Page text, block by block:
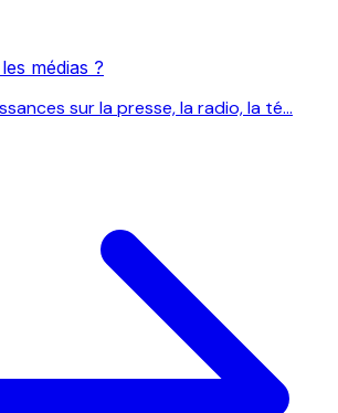
médias ?
sur la presse, la radio, la té...